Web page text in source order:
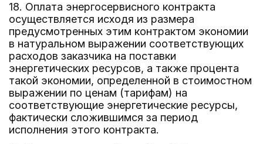
18. Оплата энергосервисного контракта
осуществляется исходя из размера
предусмотренных этим контрактом экономии
в натуральном выражении соответствующих
расходов заказчика на поставки
энергетических ресурсов, а также процента
такой экономии, определенной в стоимостном
выражении по ценам (тарифам) на
соответствующие энергетические ресурсы,
фактически сложившимся за период
исполнения этого контракта.